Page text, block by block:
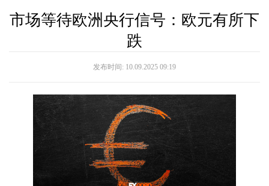
市场等待欧洲央行信号：欧元有所下
跌
发布时间: 10.09.2025 09:19